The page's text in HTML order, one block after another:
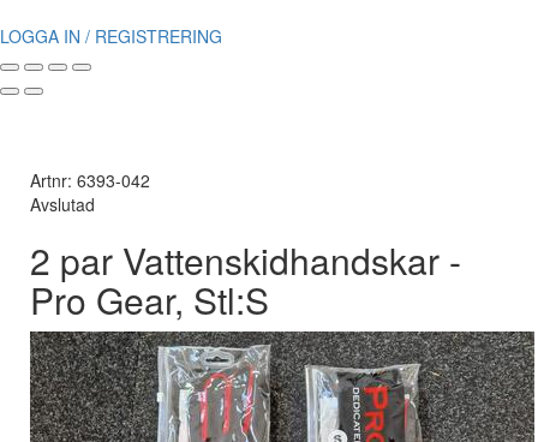
LOGGA IN / REGISTRERING
Artnr: 6393-042
Avslutad
2 par Vattenskidhandskar -
Pro Gear, Stl:S